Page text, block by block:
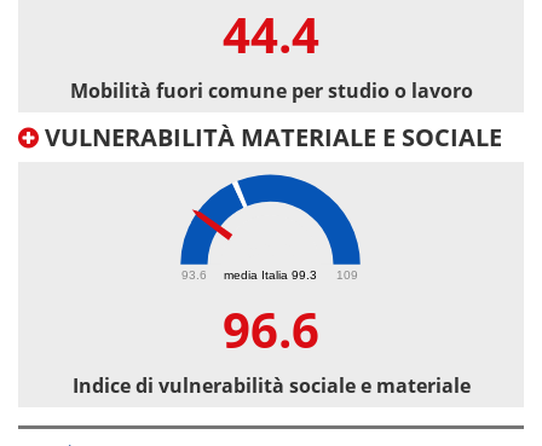
44.4
Mobilità fuori comune per studio o lavoro
VULNERABILITÀ MATERIALE E SOCIALE
media Italia 99.3
93.6 109
96.6
Indice di vulnerabilità sociale e materiale